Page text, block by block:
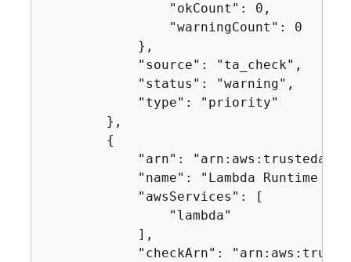
                "okCount": 0,
                "warningCount": 0
            },
            "source": "ta_check",
            "status": "warning",
            "type": "priority"
        },
{
"arn":
"name": "Lambda Runtime
            "awsServices": [
                "lambda"
            ],
"checkArn":